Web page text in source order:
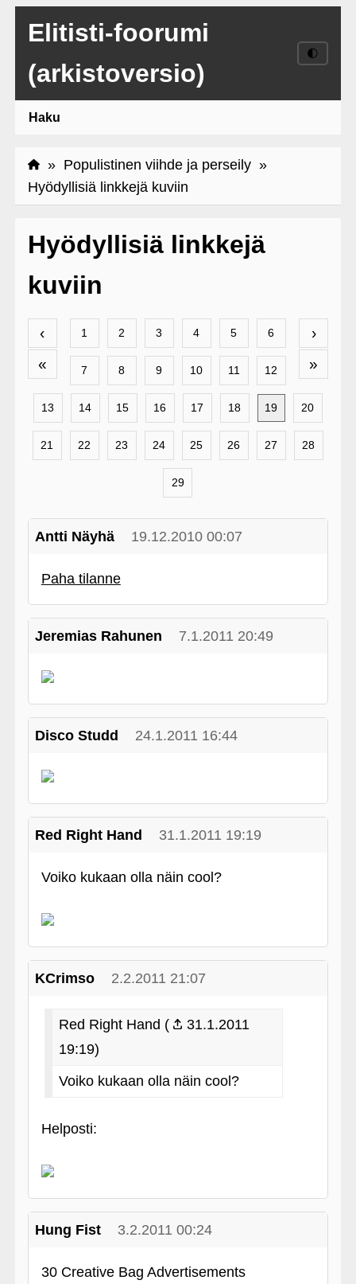
Elitisti-foorumi
(arkistoversio)
🌓
Haku
» Populistinen viihde ja perseily»
Hyödyllisiä linkkejä kuviin
Hyödyllisiä linkkejä
kuviin
‹
«
›
»
1 2 3 4 5 6
7 8 9 10 11 12
13 14 15 16 17 18 19 20
21 22 23 24 25 26 27 28
29
Antti Näyhä 19.12.2010 00:07
Paha tilanne
Jeremias Rahunen 7.1.2011 20:49
Disco Studd 24.1.2011 16:44
Red Right Hand 31.1.2011 19:19
Voiko kukaan olla näin cool?
KCrimso 2.2.2011 21:07
Red Right Hand (
31.1.2011
19:19)
Voiko kukaan olla näin cool?
Helposti:
Hung Fist 3.2.2011 00:24
30 Creative Bag Advertisements